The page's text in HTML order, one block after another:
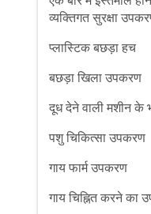
व्यक्तिगत सुरक्षा
प्लास्टिक बछड़ा हच
बछड़ा खिला उपकरण
दूध देने वाली मशीन के
पशु चिकित्सा उपकरण
गाय फार्म उपकरण
गाय चिह्नित करने का